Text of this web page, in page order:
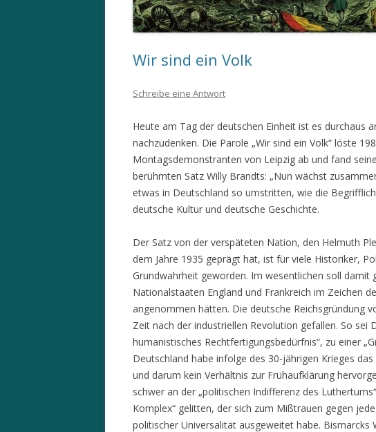
Wir sind ein Volk
Schreibe eine Antwort
Heute am Tag der deutschen Einheit ist es durchaus
nachzudenken. Die Parole „Wir sind ein Volk“ löste
Montagsdemonstranten von Leipzig ab und fand
berühmten Satz Willy Brandts: „Nun wächst
etwas in Deutschland so umstritten, wie die
deutsche Kultur und deutsche Geschichte.
Der Satz von der verspäteten Nation, den Helmuth
dem Jahre 1935 geprägt hat, ist für viele Historiker,
Grundwahrheit geworden. Im wesentlichen soll damit
Nationalstaaten England und Frankreich im Zeichen
angenommen hätten. Die deutsche Reichsgründung
Zeit nach der industriellen Revolution gefallen. So sei
humanistisches Rechtfertigungsbedürfnis“, zu einer
Deutschland habe infolge des 30-jährigen Krieges
und darum kein Verhältnis zur Frühaufklärung
schwer an der „politischen Indifferenz des
Komplex“ gelitten, der sich zum Mißtrauen gegen
politischer Universalität ausgeweitet habe. Bismarcks